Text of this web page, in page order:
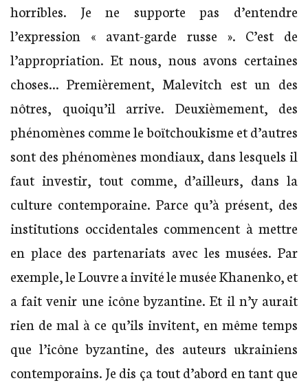
horribles. Je ne supporte pas d’entendre
l’expression « avant-garde russe ». C’est de
l’appropriation. Et nous, nous avons certaines
choses… Premièrement, Malevitch est un des
nôtres, quoiqu’il arrive. Deuxièmement, des
phénomènes comme le boïtchoukisme et d’autres
sont des phénomènes mondiaux, dans lesquels il
faut investir, tout comme, d’ailleurs, dans la
culture contemporaine. Parce qu’à présent, des
institutions occidentales commencent à mettre
en place des partenariats avec les musées. Par
exemple, le Louvre a invité le musée Khanenko, et
a fait venir une icône byzantine. Et il n’y aurait
rien de mal à ce qu’ils invitent, en même temps
que l’icône byzantine, des auteurs ukrainiens
contemporains. Je dis ça tout d’abord en tant que